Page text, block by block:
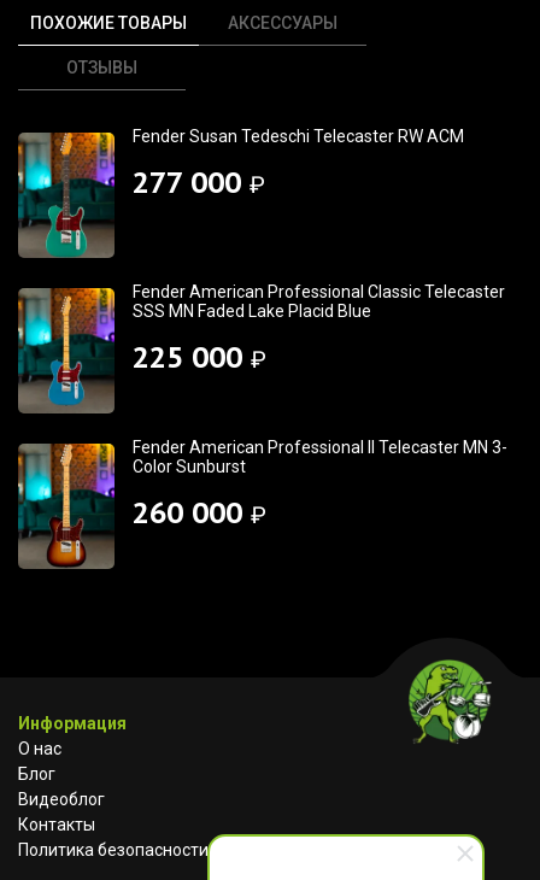
ПОХОЖИЕ ТОВАРЫ АКСЕССУАРЫ
ОТЗЫВЫ
Fender Susan Tedeschi Telecaster RW ACM
277 000 ₽
Fender American Professional Classic Telecaster
SSS MN Faded Lake Placid Blue
225 000 ₽
Fender American Professional II Telecaster MN 3-
Color Sunburst
260 000 ₽
Информация
О нас
Блог
Видеоблог
Контакты
Политика безопасности